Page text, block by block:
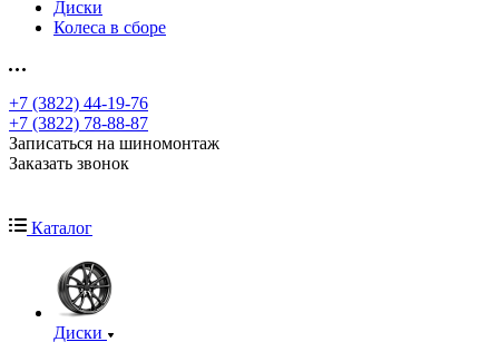
Диски
Колеса в сборе
+7 (3822) 44-19-76
+7 (3822) 78-88-87
Записаться на шиномонтаж
Заказать звонок
Каталог
Диски